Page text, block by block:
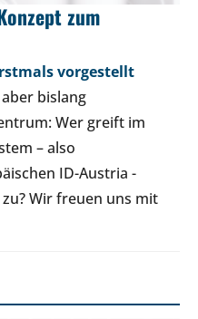
zum
vorgestellt
bislang
Wer greift im
– also
ID-Austria -
Wir freuen uns mit